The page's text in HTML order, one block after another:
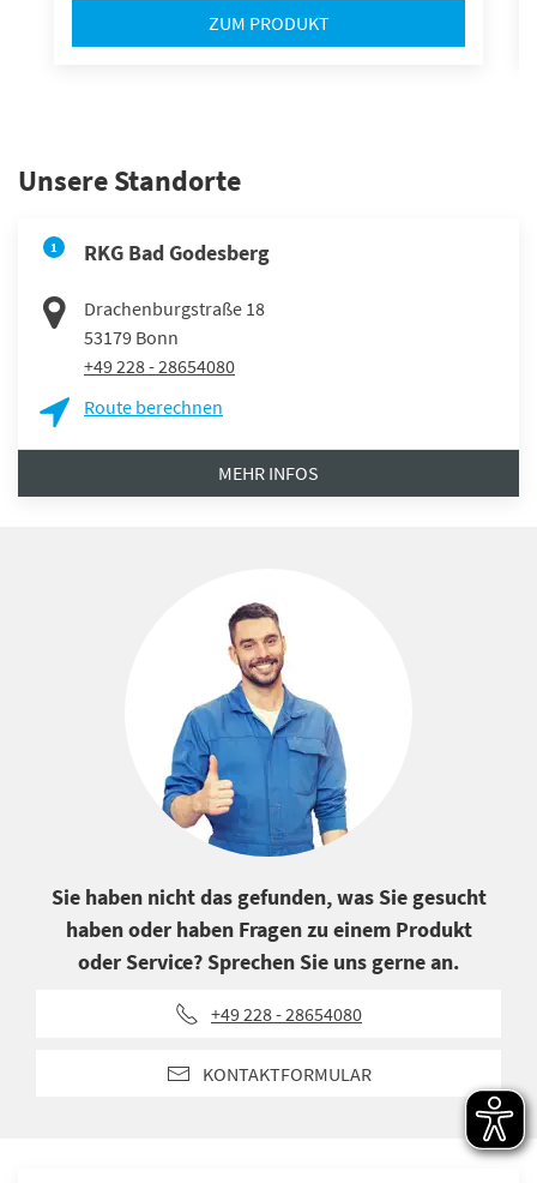
ZUM PRODUKT
Unsere Standorte
1 RKG Bad Godesberg
Drachenburgstraße 18
53179 Bonn
+49 228 - 28654080
Route berechnen
MEHR INFOS
Sie haben nicht das gefunden, was Sie gesucht
haben oder haben Fragen zu einem Produkt
oder Service? Sprechen Sie uns gerne an.
+49 228 - 28654080
KONTAKTFORMULAR